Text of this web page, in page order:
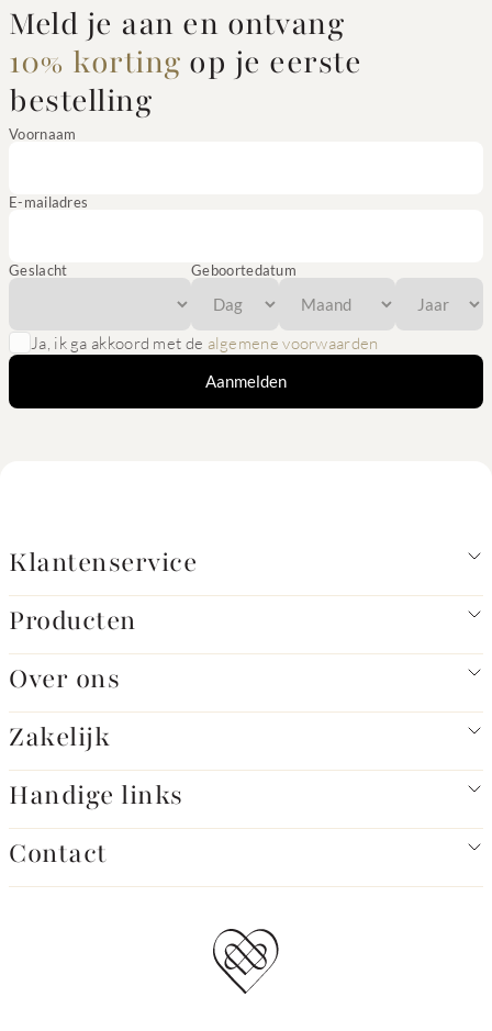
Meld je aan en ontvang
10% korting op je eerste
bestelling
Voornaam
E-mailadres
Geslacht Geboortedatum
Ja, ik ga akkoord met de algemene voorwaarden
Aanmelden
Klantenservice
Producten
Over ons
Zakelijk
Handige links
Contact